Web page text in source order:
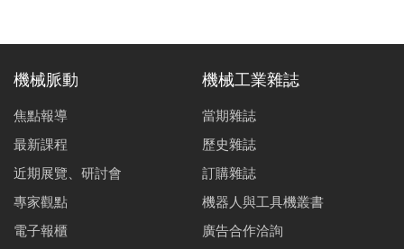
機械脈動
焦點報導
最新課程
近期展覽、研討會
專家觀點
電子報櫃
機械工業雜誌
當期雜誌
歷史雜誌
訂購雜誌
機器人與工具機叢書
廣告合作洽詢